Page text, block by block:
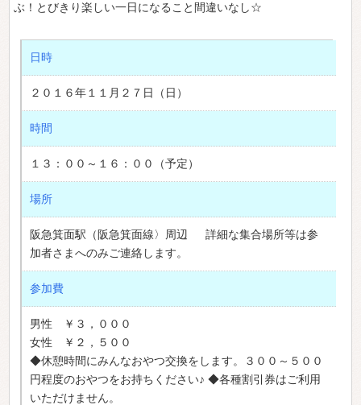
ぶ！とびきり楽しい一日になること間違いなし☆
日時
２０１６年１１月２７日（日）
時間
１３：００～１６：００（予定）
場所
阪急箕面駅（阪急箕面線〉周辺 詳細な集合場所等は参
加者さまへのみご連絡します。
参加費
男性 ￥３，０００
女性 ￥２，５００
◆休憩時間にみんなおやつ交換をします。３００～５００
円程度のおやつをお持ちください♪ ◆各種割引券はご利用
いただけません。